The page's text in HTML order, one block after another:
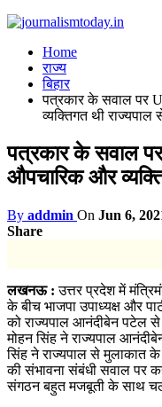
Home
राज्य
बिहार
पत्रकार के सवाल पर
व्यक्तिगत थी राज्यपाल
पत्रकार के सवाल पर
औपचारिक और
By addmin On Jun 6,
Share
लखनऊ :उत्तर प्रदेश में
के बीच भाजपा उपाध्यक्ष और
को राज्यपाल आनंदीबेन पटेल से
मोहन सिंह ने राज्यपाल
सिंह ने राज्यपाल से मुलाकात के
की संभावना संबंधी सवाल पर
संगठन बहुत मजबूती के साथ